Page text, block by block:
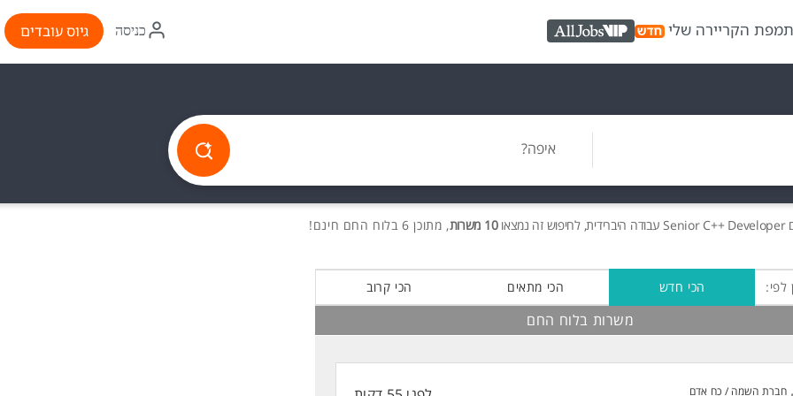
מפת הקריירה שלי AllJobs VIP
איקון
התחברות
כניסה גיוס עובדים
איפה?
Senior C++ Developer עבודה היברידית, לחיפוש זה נמצאו 10 משרות , מתוכן 6 בלוח החם חינם!
לפי: הכי חדש הכי מתאים הכי קרוב
משרות בלוח החם
חברת השמה / כח אדם